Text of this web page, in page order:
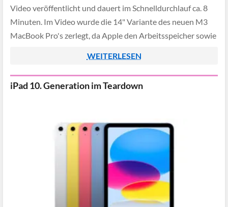
Video veröffentlicht und dauert im Schnelldurchlauf ca. 8
Minuten. Im Video wurde die 14" Variante des neuen M3
MacBook Pro's zerlegt, da Apple den Arbeitsspeicher sowie
WEITERLESEN
iPad 10. Generation im Teardown